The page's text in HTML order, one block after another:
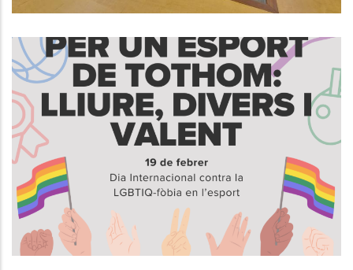
19 De Febrer, Dia Internacional
Contra La LGBTIQ-Fòbia En
L’Esport
S. socials